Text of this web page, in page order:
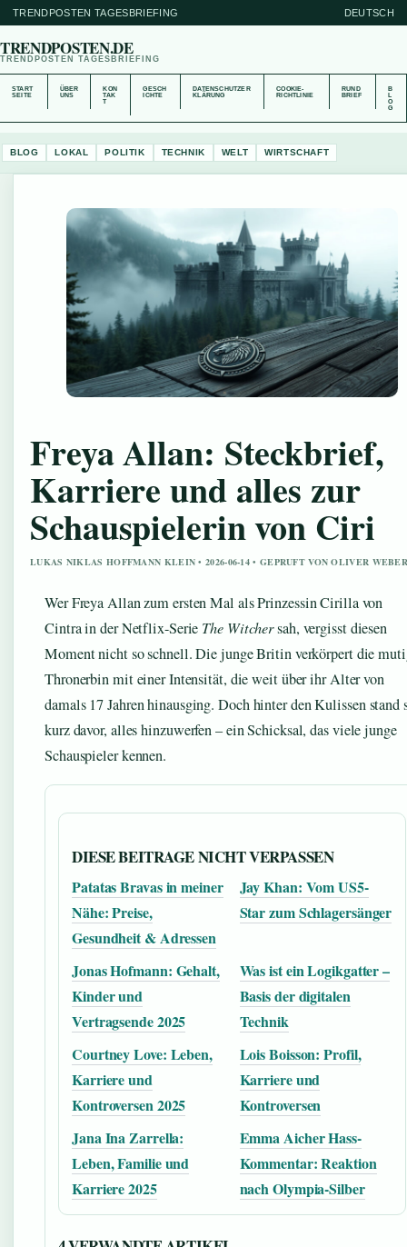
TRENDPOSTEN TAGESBRIEFING DEUTSCH
TRENDPOSTEN.DE
TRENDPOSTEN TAGESBRIEFING
START
SEITE
ÜBER
UNS
KON
TAK
T
GESCH
ICHTE
DATENSCHUTZER
KLÄRUNG
COOKIE-
RICHTLINIE
RUND
BRIEF
B
O
G
BLOG LOKAL POLITIK TECHNIK WELT WIRTSCHAFT
Freya Allan: Steckbrief,
Karriere und alles zur
Schauspielerin von Ciri
LUKAS NIKLAS HOFFMANN KLEIN • 2026-06-14 • GEPRUFT VON OLIVER
Wer Freya Allan zum ersten Mal als Prinzessin Cirilla von
Cintra in der Netflix-Serie The Witchersah, vergisst diesen
Moment nicht so schnell. Die junge Britin verkörpert die
Thronerbin mit einer Intensität, die weit über ihr Alter von
damals 17 Jahren hinausging. Doch hinter den Kulissen stand
kurz davor, alles hinzuwerfen – ein Schicksal, das viele junge
Schauspieler kennen.
DIESE BEITRAGE NICHT VERPASSEN
Patatas Bravas in meiner
Nähe: Preise,
Gesundheit & Adressen
Jay Khan: Vom US5-
Star zum Schlagersänger
Jonas Hofmann: Gehalt,
Kinder und
Vertragsende 2025
Was ist ein Logikgatter –
Basis der digitalen
Technik
Courtney Love: Leben,
Karriere und
Kontroversen 2025
Lois Boisson: Profil,
Karriere und
Kontroversen
Jana Ina Zarrella:
Leben, Familie und
Karriere 2025
Emma Aicher Hass-
Kommentar: Reaktion
nach Olympia-Silber